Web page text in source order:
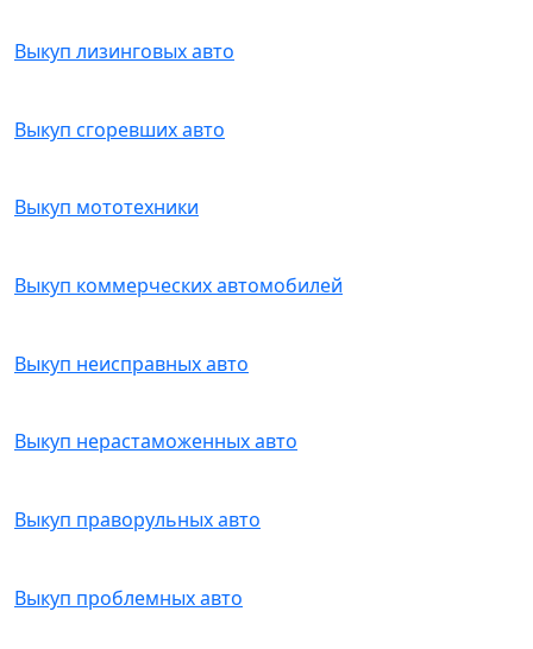
Выкуп лизинговых авто
Выкуп сгоревших авто
Выкуп мототехники
Выкуп коммерческих автомобилей
Выкуп неисправных авто
Выкуп нерастаможенных авто
Выкуп праворульных авто
Выкуп проблемных авто